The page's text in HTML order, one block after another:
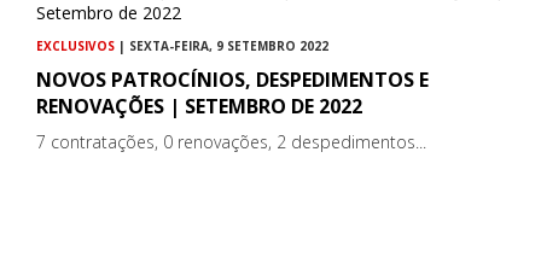
EXCLUSIVOS | SEXTA-FEIRA, 9 SETEMBRO 2022
NOVOS PATROCÍNIOS, DESPEDIMENTOS E
RENOVAÇÕES | SETEMBRO DE 2022
7 contratações, 0 renovações, 2 despedimentos...